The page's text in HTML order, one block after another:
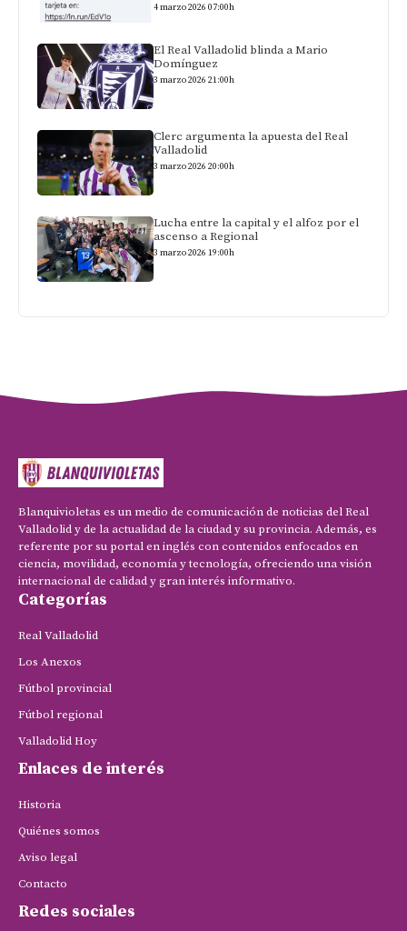
4 marzo 2026 07:00h
El Real Valladolid blinda a Mario
Domínguez
3 marzo 2026 21:00h
Clerc argumenta la apuesta del Real
Valladolid
3 marzo 2026 20:00h
Lucha entre la capital y el alfoz por el
ascenso a Regional
3 marzo 2026 19:00h
Blanquivioletas es un medio de comunicación de noticias del Real
Valladolid y de la actualidad de la ciudad y su provincia. Además, es
referente por su portal en inglés con contenidos enfocados en
ciencia, movilidad, economía y tecnología, ofreciendo una visión
internacional de calidad y gran interés informativo.
Categorías
Real Valladolid
Los Anexos
Fútbol provincial
Fútbol regional
Valladolid Hoy
Enlaces de interés
Historia
Quiénes somos
Aviso legal
Contacto
Redes sociales